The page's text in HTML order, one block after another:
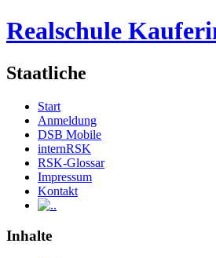
Realschule
Staatliche
Start
Anmeldung
DSB Mobile
internRSK
RSK-Glossar
Impressum
Kontakt
.
Inhalte